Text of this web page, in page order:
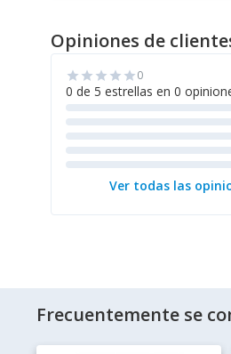
Opiniones de
star star star star star0
0 de 5 estrellas en 0
Ver todas las
Frecuentemente se